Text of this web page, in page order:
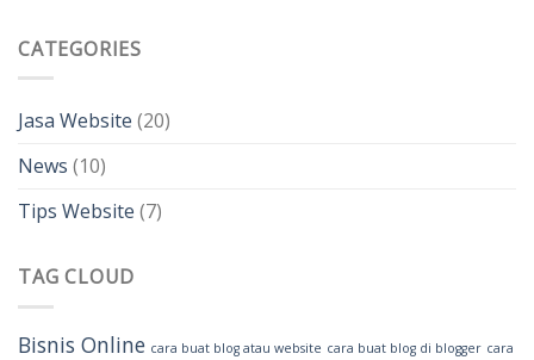
CATEGORIES
Jasa Website (20)
News (10)
Tips Website (7)
TAG CLOUD
Bisnis Online cara buat blog atau website cara buat blog di blogger cara